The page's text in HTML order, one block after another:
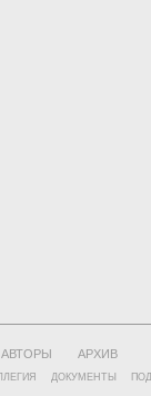
АВТОРЫ АРХИВ
ДОКУМЕНТЫ